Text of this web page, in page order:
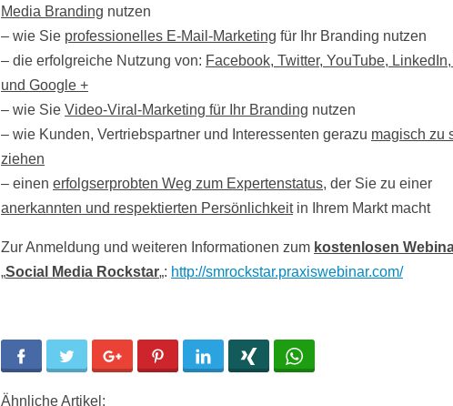
Media Branding nutzen
– wie Sie professionelles E-Mail-Marketing für Ihr Branding nutzen
– die erfolgreiche Nutzung von: Facebook, Twitter, YouTube,
und Google +
– wie Sie Video-Viral-Marketing für Ihr Branding nutzen
– wie Kunden, Vertriebspartner und Interessenten gerazu magisch zu
ziehen
– einen erfolgserprobten Weg zum Expertenstatus, der Sie zu einer
anerkannten und respektierten Persönlichkeitin Ihrem Markt macht
Zur Anmeldung und weiteren Informationen zum kostenlosen
„Social Media Rockstar„: http://smrockstar.praxiswebinar.com/
Facebook Twitter Google+ Pinterest LinkedIn
Ähnliche Artikel: